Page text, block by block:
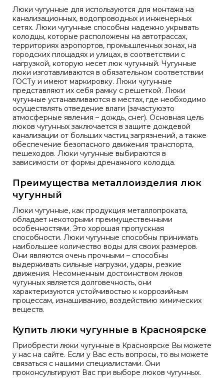
Люки чугунные для используются для монтажа на
канализационных, водопроводных и инженерных
сетях. Люки чугунные способны надежно укрывать
колодцы, которые расположены на автотрассах,
территориях аэропортов, промышленных зонах, на
городских площадях и улицах, в соответствии с
нагрузкой, которую несет люк чугунный. Чугунные
люки изготавливаются в обязательном соответствии
ГОСТу и имеют маркировку. Люки чугунные
представляют их себя рамку с решеткой. Люки
чугунные устанавливаются в местах, где необходимо
осуществлять отведение влаги (зачастуюэто
атмосферные явления – дождь, снег). Основная цель
люков чугунных заключается в защите дождевой
канализации от больших частиц загрязнений, а также
обеспечение безопасного движения транспорта,
пешеходов. Люки чугунные выбираются в
зависимости от формы дренажного колодца.
Преимущества металлоизделия люк
чугунный
Люки чугунные, как продукция металлопроката,
обладает некоторыми преимущественными
особенностями. Это хорошая пропускная
способности. Люки чугунные способны принимать
наибольшее количество воды для своих размеров.
Они являются очень прочными – способны
выдерживать сильные нагрузки, удары, резкие
движения. Несомненным достоинством люков
чугунных является долговечность, они
характеризуются устойчивостью к коррозийным
процессам, изнашиванию, воздействию химических
веществ.
Купить люки чугунные в Красноярске
Приобрести люки чугунные в Красноярске Вы можете
у нас на сайте. Если у Вас есть вопросы, то вы можете
связаться с нашими специалистами. Они
проконсультируют Вас при выборе люков чугунных.